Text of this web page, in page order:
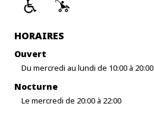
HORAIRES
Ouvert
Du mercredi au lundi de 10:00 à 20:00
Nocturne
Le mercredi de 20:00 à 22:00